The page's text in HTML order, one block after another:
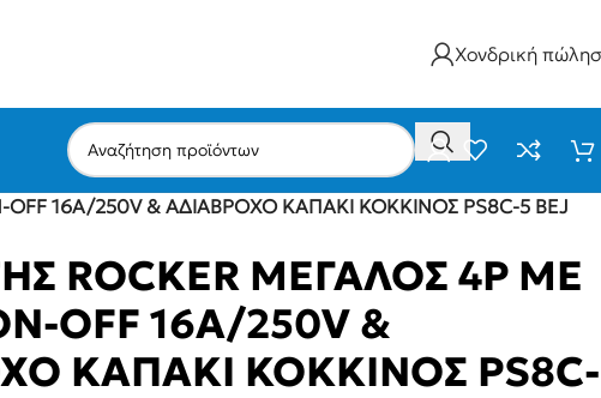
Χονδρική
16A/250V & ΑΔΙΑΒΡΟΧΟ ΚΑΠΑΚΙ KOKKINOΣ PS8C-5 BEJ
ROCKER ΜΕΓΑΛΟΣ 4P ΜΕ
OFF 16A/250V &
ΚΑΠΑΚΙ KOKKINOΣ PS8C-